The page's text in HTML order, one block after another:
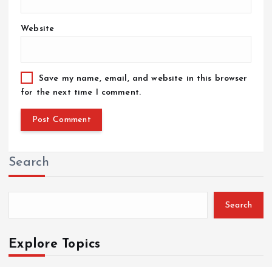
Website
Save my name, email, and website in this browser
for the next time I comment.
Search
Search
Explore Topics